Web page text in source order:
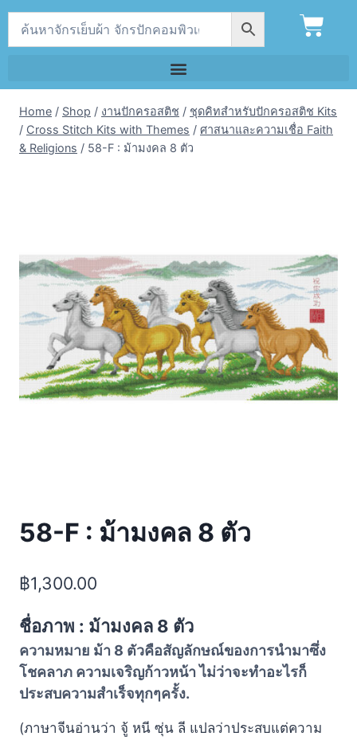
Home / Shop / งานปักครอสติช / ชุดคิทสำหรับปักครอสติช Kits
/ Cross Stitch Kits with Themes / ศาสนาและความเชื่อ Faith
& Religions / 58-F : ม้ามงคล 8 ตัว
58-F : ม้ามงคล 8 ตัว
฿1,300.00
ชื่อภาพ : ม้ามงคล 8 ตัว
ความหมาย ม้า 8 ตัวคือสัญลักษณ์ของการนำมาซึ่ง
โชคลาภ ความเจริญก้าวหน้า ไม่ว่าจะทำอะไรก็
ประสบความสำเร็จทุกๆครั้ง.
(ภาษาจีนอ่านว่า จู้ หนี ซุ่น ลี แปลว่าประสบแต่ความ